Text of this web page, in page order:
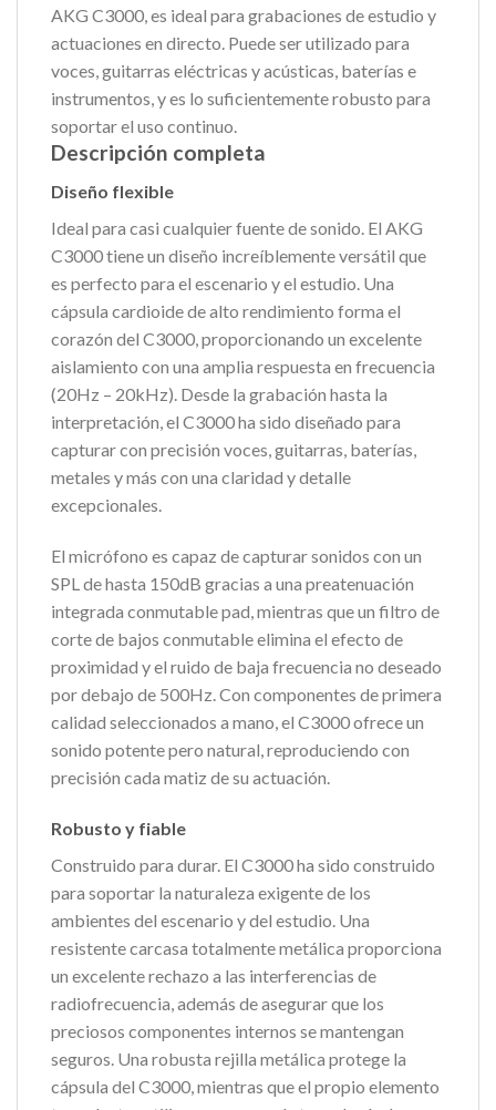
AKG C3000, es ideal para grabaciones de estudio y
actuaciones en directo. Puede ser utilizado para
voces, guitarras eléctricas y acústicas, baterías e
instrumentos, y es lo suficientemente robusto para
soportar el uso continuo.
Descripción completa
Diseño flexible
Ideal para casi cualquier fuente de sonido. El AKG
C3000 tiene un diseño increíblemente versátil que
es perfecto para el escenario y el estudio. Una
cápsula cardioide de alto rendimiento forma el
corazón del C3000, proporcionando un excelente
aislamiento con una amplia respuesta en frecuencia
(20Hz – 20kHz). Desde la grabación hasta la
interpretación, el C3000 ha sido diseñado para
capturar con precisión voces, guitarras, baterías,
metales y más con una claridad y detalle
excepcionales.
El micrófono es capaz de capturar sonidos con un
SPL de hasta 150dB gracias a una preatenuación
integrada conmutable pad, mientras que un filtro de
corte de bajos conmutable elimina el efecto de
proximidad y el ruido de baja frecuencia no deseado
por debajo de 500Hz. Con componentes de primera
calidad seleccionados a mano, el C3000 ofrece un
sonido potente pero natural, reproduciendo con
precisión cada matiz de su actuación.
Robusto y fiable
Construido para durar. El C3000 ha sido construido
para soportar la naturaleza exigente de los
ambientes del escenario y del estudio. Una
resistente carcasa totalmente metálica proporciona
un excelente rechazo a las interferencias de
radiofrecuencia, además de asegurar que los
preciosos componentes internos se mantengan
seguros. Una robusta rejilla metálica protege la
cápsula del C3000, mientras que el propio elemento